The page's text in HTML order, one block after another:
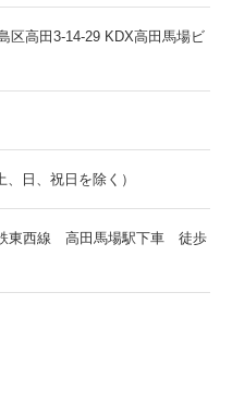
区高田3-14-29 KDX高田馬場ビ
日、祝日を除く）
東西線 高田馬場駅下車 徒歩